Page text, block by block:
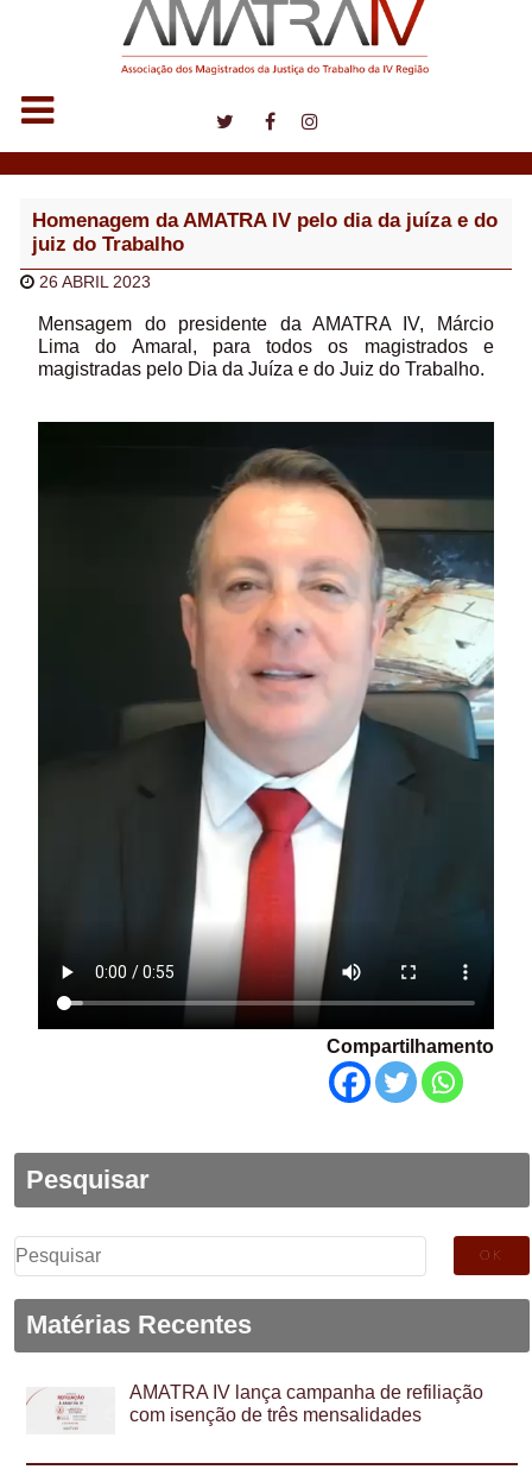
Homenagem da AMATRA IV pelo dia da juíza e do
juiz do Trabalho
26 ABRIL 2023
Mensagem do presidente da AMATRA IV, Márcio
Lima do Amaral, para todos os magistrados e
magistradas pelo Dia da Juíza e do Juiz do Trabalho.
Compartilhamento
Pesquisar
Pesquisar
por:
Matérias Recentes
AMATRA IV lança campanha de refiliação
com isenção de três mensalidades